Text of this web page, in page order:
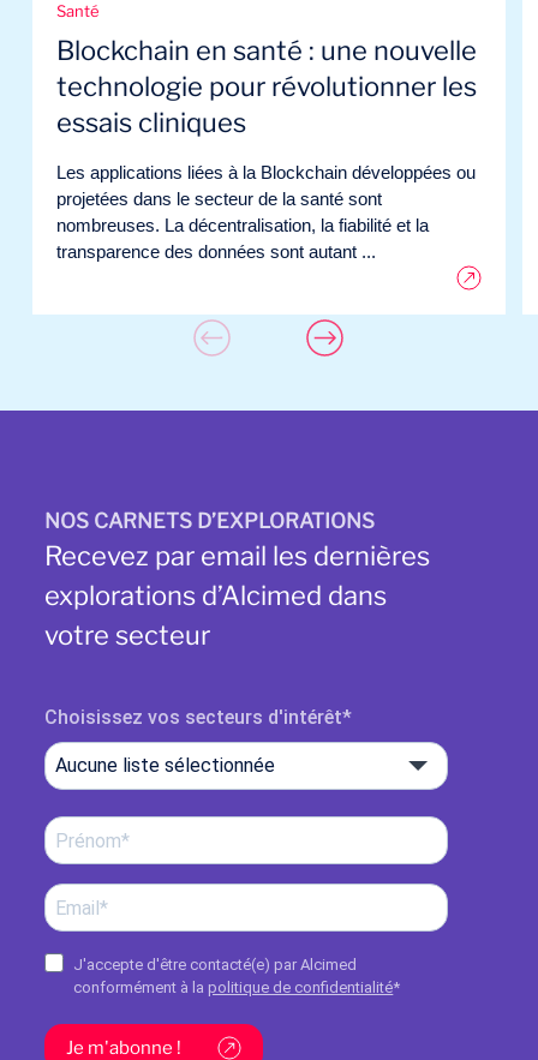
Santé
Blockchain en santé : une nouvelle
technologie pour révolutionner les
essais cliniques
Les applications liées à la Blockchain développées ou
projetées dans le secteur de la santé sont
nombreuses. La décentralisation, la fiabilité et la
transparence des données sont autant ...
NOS CARNETS D’EXPLORATIONS
Recevez par email les dernières
explorations d’Alcimed dans
votre secteur
Choisissez vos secteurs d'intérêt
Aucune liste sélectionnée
J'accepte d'être contacté(e) par Alcimed
conformément à la politique de confidentialité*
Je m'abonne !